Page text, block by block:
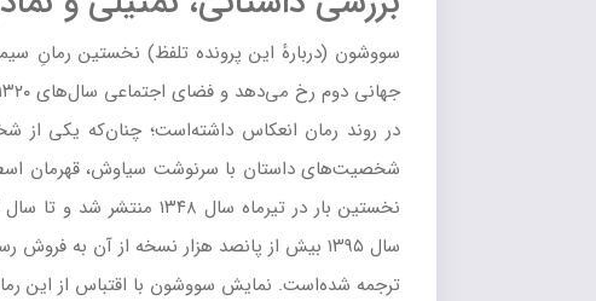
شخصیت‌های داستان با سرنوشت سیاوش، قهرمان
سال ۱۳۹۵ بیش از پانصد هزار نسخه از آن به
ترجمه شده‌است. نمایش سووشون با اقتباس از این رمان، در سال ۱۳۷۹ و ۱۳۸۰ در تهران به